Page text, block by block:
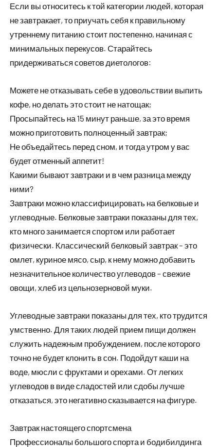
Если вы относитесь к той категории людей, которая
не завтракает, то приучать себя к правильному
утреннему питанию стоит постепенно, начиная с
минимальных перекусов. Старайтесь
придерживаться советов диетологов:
Можете не отказывать себе в удовольствии выпить
кофе, но делать это стоит не натощак;
Просыпайтесь на 15 минут раньше, за это время
можно приготовить полноценный завтрак;
Не объедайтесь перед сном, и тогда утром у вас
будет отменный аппетит!
Какими бывают завтраки и в чем разница между
ними?
Завтраки можно классифицировать на белковые и
углеводные. Белковые завтраки показаны для тех,
кто много занимается спортом или работает
физически. Классический белковый завтрак – это
омлет, куриное мясо, сыр, к нему можно добавить
незначительное количество углеводов – свежие
овощи, хлеб из цельнозерновой муки.
Углеводные завтраки показаны для тех, кто трудится
умственно. Для таких людей прием пищи должен
служить надежным пробуждением, после которого
точно не будет клонить в сон. Подойдут каши на
воде, мюсли с фруктами и орехами. От легких
углеводов в виде сладостей или сдобы лучше
отказаться, это негативно сказывается на фигуре.
Завтрак настоящего спортсмена
Профессионалы большого спорта и бодибилдинга